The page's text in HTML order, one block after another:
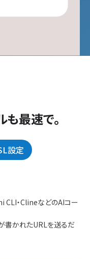
最速で。
設定
CLI・ClineなどのAIコー
書かれたURLを送るだ